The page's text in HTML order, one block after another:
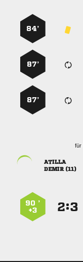
84’
87’
87’
für

 
:
90 ’
+3